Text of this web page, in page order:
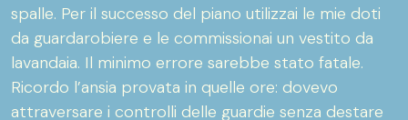
spalle. Per il successo del piano utilizzai le mie doti
da guardarobiere e le commissionai un vestito da
lavandaia. Il minimo errore sarebbe stato fatale.
Ricordo l’ansia provata in quelle ore: dovevo
attraversare i controlli delle guardie senza destare